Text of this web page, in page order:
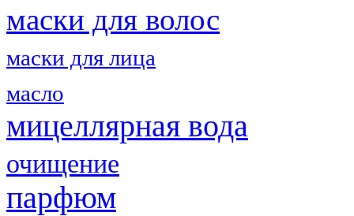
маски для волос
маски для лица
масло
мицеллярная вода
очищение
парфюм